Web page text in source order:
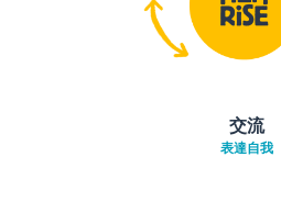
交流
表達自我